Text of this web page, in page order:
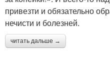
привезти и обязательно
нечисти и болезней.
читать дальше →